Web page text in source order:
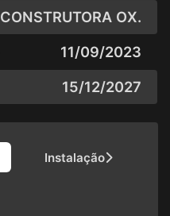
CONSTRUTORA OX.
11/09/2023
15/12/2027
Instalação